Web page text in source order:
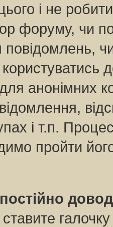
і не
форуму, чи
анонімних
і т.п.
пройти